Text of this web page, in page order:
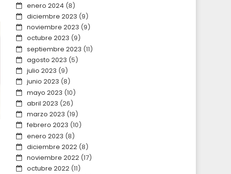
enero 2024 (8)
diciembre 2023 (9)
noviembre 2023 (9)
octubre 2023 (9)
septiembre 2023 (11)
agosto 2023 (5)
julio 2023 (9)
junio 2023 (8)
mayo 2023 (10)
abril 2023 (26)
marzo 2023 (19)
febrero 2023 (10)
enero 2023 (8)
diciembre 2022(8)
noviembre 2022(17)
octubre 2022(11)